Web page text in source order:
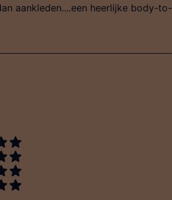
aankleden....een heerlijke body-to-